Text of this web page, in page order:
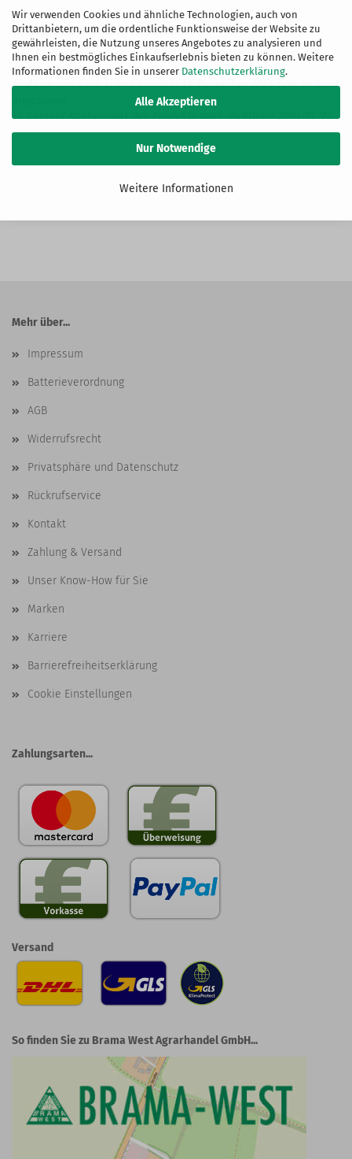
Wir verwenden Cookies und ähnliche Technologien, auch von
Drittanbietern, um die ordentliche Funktionsweise der Website zu
gewährleisten, die Nutzung unseres Angebotes zu analysieren und
Ihnen ein bestmögliches Einkaufserlebnis bieten zu können. Weitere
Informationen finden Sie in unserer Datenschutzerklärung.
Alle Akzeptieren
Nur Notwendige
Weitere Informationen
Das Produkt wurde vor dem 13.12.2024 vom Hersteller auf den
Markt gebracht
und von uns auch schon vor dem 13. Dezember 2024 zum Verkauf
Es besteht Konformität des Produkts nach Richtlinie 2001/95/EG.
Mehr über...
Impressum
Batterieverordnung
AGB
Widerrufsrecht
Privatsphäre und Datenschutz
Rückrufservice
Kontakt
Zahlung & Versand
Unser Know-How für Sie
Marken
Karriere
Barrierefreiheitserklärung
Cookie Einstellungen
Zahlungsarten...
Versand
So finden Sie zu Brama West Agrarhandel GmbH...